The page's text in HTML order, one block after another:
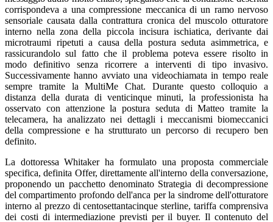
corrispondeva a una compressione meccanica di un ramo nervoso
sensoriale causata dalla contrattura cronica del muscolo otturatore
interno nella zona della piccola incisura ischiatica, derivante dai
microtraumi ripetuti a causa della postura seduta asimmetrica, e
rassicurandolo sul fatto che il problema poteva essere risolto in
modo definitivo senza ricorrere a interventi di tipo invasivo.
Successivamente hanno avviato una videochiamata in tempo reale
sempre tramite la MultiMe Chat. Durante questo colloquio a
distanza della durata di venticinque minuti, la professionista ha
osservato con attenzione la postura seduta di Matteo tramite la
telecamera, ha analizzato nei dettagli i meccanismi biomeccanici
della compressione e ha strutturato un percorso di recupero ben
definito.
La dottoressa Whitaker ha formulato una proposta commerciale
specifica, definita Offer, direttamente all'interno della conversazione,
proponendo un pacchetto denominato Strategia di decompressione
del compartimento profondo dell'anca per la sindrome dell'otturatore
interno al prezzo di centosettantacinque sterline, tariffa comprensiva
dei costi di intermediazione previsti per il buyer. Il contenuto del